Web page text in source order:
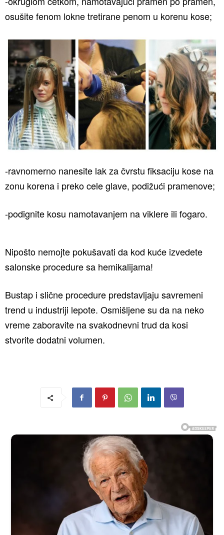
osušite fenom lokne tretirane penom u korenu kose;
-ravnomerno nanesite lak za čvrstu fiksaciju kose na
zonu korena i preko cele glave, podižući pramenove;
-podignite kosu namotavanjem na viklere ili fogaro.
Nipošto nemojte pokušavati da kod kuće izvedete
salonske procedure sa hemikalijama!
Bustap i slične procedure predstavljaju savremeni
trend u industriji lepote. Osmišljene su da na neko
vreme zaboravite na svakodnevni trud da kosi
stvorite dodatni volumen.